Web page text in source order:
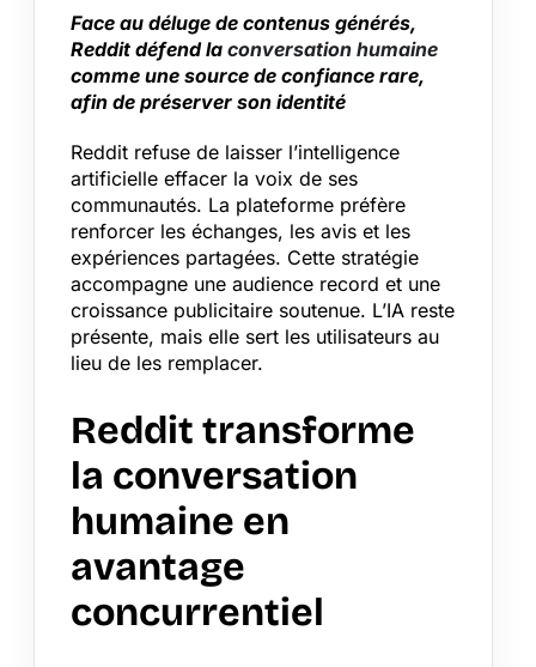
Face au déluge de contenus générés,
Reddit défend la conversation humaine
comme une source de confiance rare,
afin de préserver son identité
Reddit refuse de laisser l’intelligence
artificielle effacer la voix de ses
communautés. La plateforme préfère
renforcer les échanges, les avis et les
expériences partagées. Cette stratégie
accompagne une audience record et une
croissance publicitaire soutenue. L’IA reste
présente, mais elle sert les utilisateurs au
lieu de les remplacer.
Reddit transforme
la conversation
humaine en
avantage
concurrentiel